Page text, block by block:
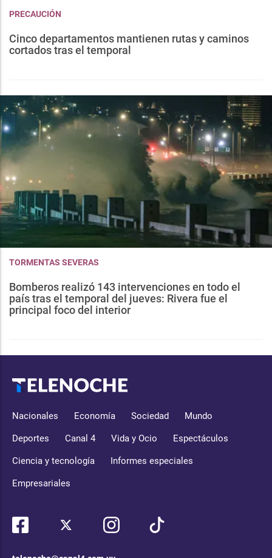
PRECAUCIÓN
Cinco departamentos mantienen rutas y caminos
cortados tras el temporal
TORMENTAS SEVERAS
Bomberos realizó 143 intervenciones en todo el
país tras el temporal del jueves: Rivera fue el
principal foco del interior
Nacionales Economía Sociedad Mundo
Deportes Canal 4 Vida y Ocio Espectáculos
Ciencia y tecnología Informes especiales
Empresariales